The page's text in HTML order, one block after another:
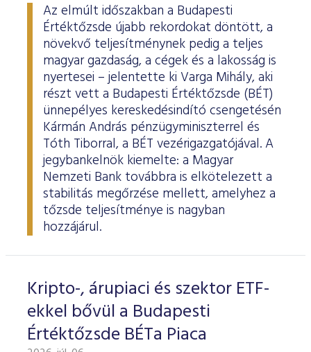
Az elmúlt időszakban a Budapesti
Értéktőzsde újabb rekordokat döntött, a
növekvő teljesítménynek pedig a teljes
magyar gazdaság, a cégek és a lakosság is
nyertesei – jelentette ki Varga Mihály, aki
részt vett a Budapesti Értéktőzsde (BÉT)
ünnepélyes kereskedésindító csengetésén
Kármán András pénzügyminiszterrel és
Tóth Tiborral, a BÉT vezérigazgatójával. A
jegybankelnök kiemelte: a Magyar
Nemzeti Bank továbbra is elkötelezett a
stabilitás megőrzése mellett, amelyhez a
tőzsde teljesítménye is nagyban
hozzájárul.
Kripto-, árupiaci és szektor ETF-
ekkel bővül a Budapesti
Értéktőzsde BÉTa Piaca